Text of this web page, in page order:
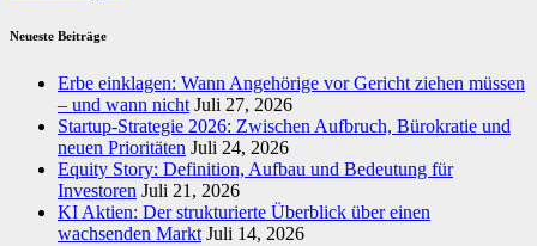
Neueste Beiträge
Erbe einklagen: Wann Angehörige vor Gericht ziehen müssen
– und wann nicht Juli 27, 2026
Startup-Strategie 2026: Zwischen Aufbruch, Bürokratie und
neuen Prioritäten Juli 24, 2026
Equity Story: Definition, Aufbau und Bedeutung für
Investoren Juli 21, 2026
KI Aktien: Der strukturierte Überblick über einen
wachsenden Markt Juli 14, 2026